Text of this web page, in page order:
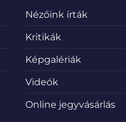
Nézőink írták
Kritikák
Képgalériák
Videók
Online jegyvásárlás